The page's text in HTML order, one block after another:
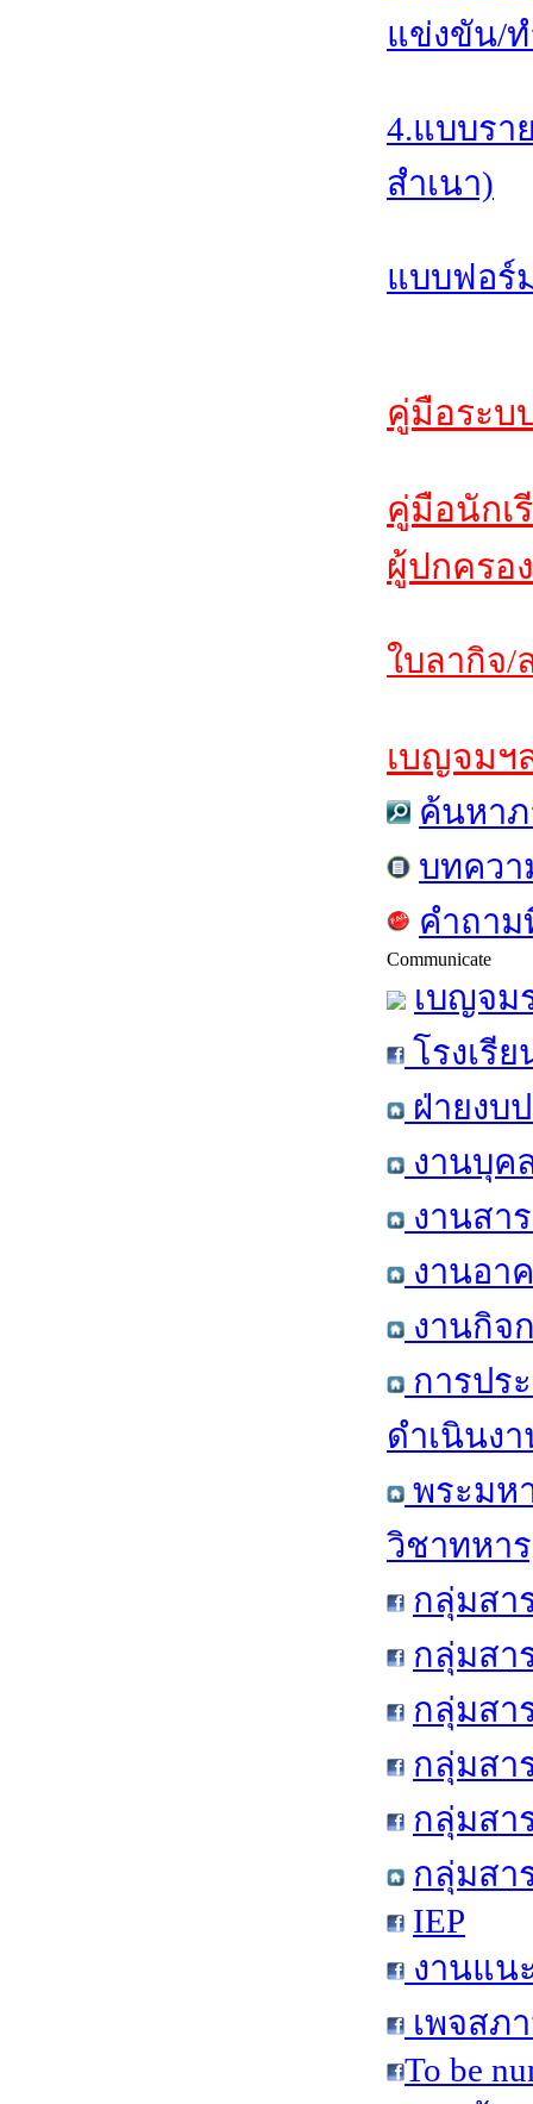
แข่งขัน/
4.แบบรา
สำเนา)
แบบฟอร์
คู่มือระบ
คู่มือนักเ
ผู้ปกครอ
ใบลากิจ/
เบญจมฯ
ค้นหาภ
บทควา
คำถา
Communicate
เบญจม
โรงเรี
ฝ่ายงบ
งานบุค
งานสา
งานอา
งานกิจ
การปร
ดำเนินง
พระมห
วิชาทหา
กลุ่มสา
กลุ่มสา
กลุ่มสา
กลุ่มสา
กลุ่มสา
กลุ่มสา
IEP
งานแน
เพจสภ
To be